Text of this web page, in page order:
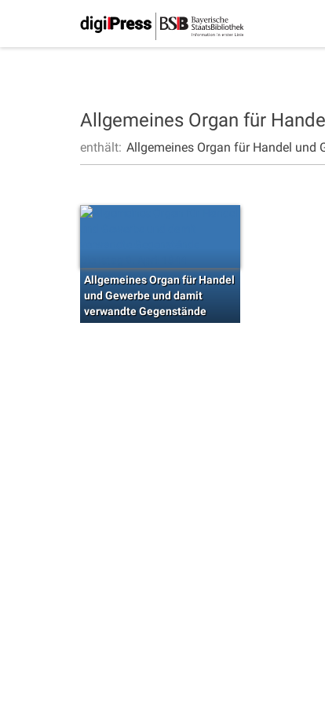
Allgemeines Organ für
enthält: Allgemeines Organ für Handel und
Allgemeines Organ für Handel
und Gewerbe und damit
verwandte Gegenstände